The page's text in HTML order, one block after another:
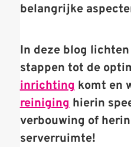
belangrijke
In deze blog
stappen tot de
inrichtingkomt en
reiniginghierin
verbouwing of
serverruimte!